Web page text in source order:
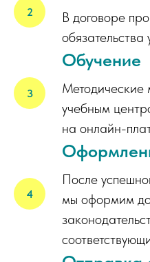
В договоре
Обучение
Методические
учебным
на онлайн-
После
мы оформим